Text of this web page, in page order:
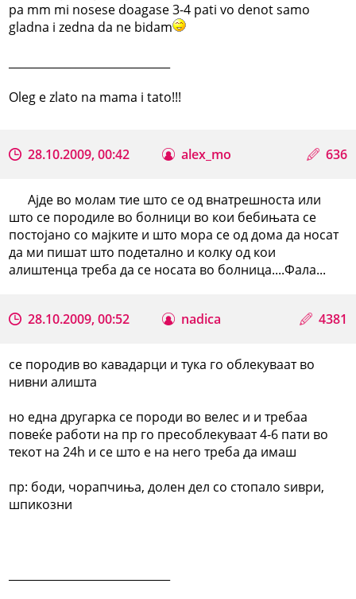
pa mm mi nosese doagase 3-4 pati vo denot samo
gladna i zedna da ne bidam
Oleg e zlato na mama i tato!!!
28.10.2009, 00:42 alex_mo 636
Ајде во молам тие што се од внатрешноста или
што се породиле во болници во кои бебињата се
постојано со мајките и што мора се од дома да носат
да ми пишат што подетално и колку од кои
алиштенца треба да се носата во болница....Фала...
28.10.2009, 00:52 nadica 4381
се породив во кавадарци и тука го облекуваат во
нивни алишта
но една другарка се породи во велес и и требаа
повеќе работи на пр го пресоблекуваат 4-6 пати во
текот на 24h и се што е на него треба да имаш
пр: боди, чорапчиња, долен дел со стопало ѕиври,
шпикозни